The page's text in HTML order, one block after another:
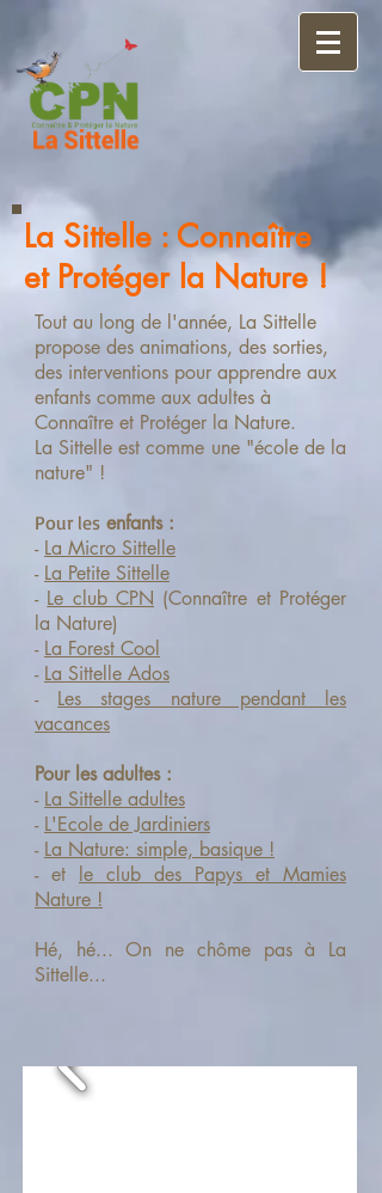
La Sittelle : Connaître
et Protéger la Nature !
Tout au long de l'année, La Sittelle
propose des animations, des sorties,
des interventions pour apprendre aux
enfants comme aux adultes à
Connaître et Protéger la Nature.
La Sittelle est comme une "école de la
nature" !
Pour les enfants :
- La Micro Sittelle
- La Petite Sittelle
- Le club CPN (Connaître et Protéger
la Nature)
- La Forest Cool
- La Sittelle Ados
- Les stages nature pendant les
vacances
Pour les adultes :
- La Sittelle adultes
- L'Ecole de Jardiniers
- La Nature: simple, basique !
​- et
le club des Papys et Mamies
Nature !
Hé, hé... On ne chôme pas à La
Sittelle...